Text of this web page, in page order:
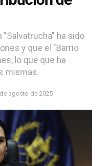
"Salvatrucha" ha sido
y que el "Barrio
lo que que ha
mismas.
agosto de 2025